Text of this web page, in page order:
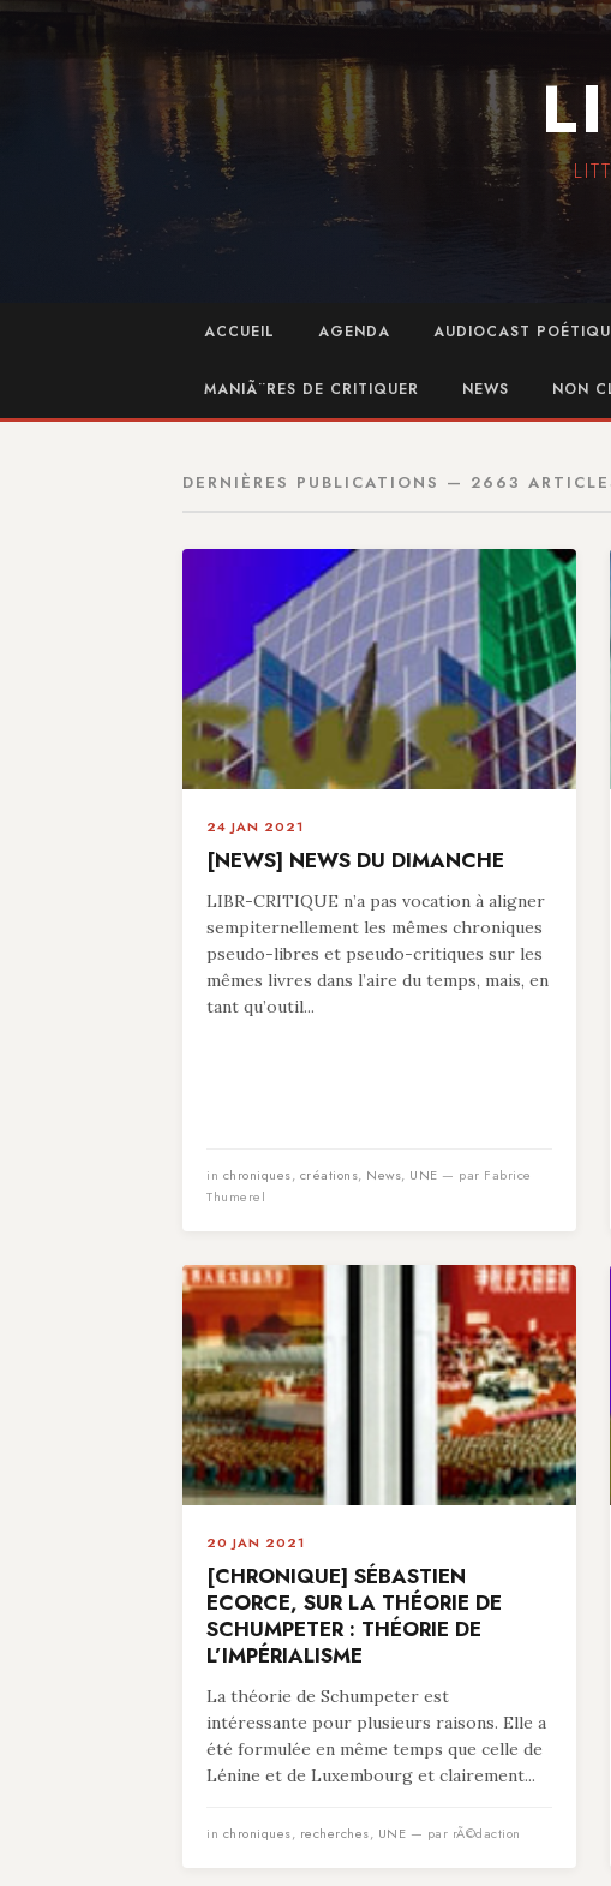
ACCUEIL AGENDA AUDIOCAST
MANIÃ¨RES DE CRITIQUER NEWS NON
DERNIÈRES PUBLICATIONS — 2663
24 JAN 2021
[NEWS] NEWS DU DIMANCHE
LIBR-CRITIQUE n’a pas vocation à aligner
sempiternellement les mêmes chroniques
pseudo-libres et pseudo-critiques sur les
mêmes livres dans l’aire du temps, mais, en
tant qu’outil...
in chroniques, créations, News, UNE — par Fabrice
Thumerel
20 JAN 2021
[CHRONIQUE] SÉBASTIEN
ECORCE, SUR LA THÉORIE DE
SCHUMPETER : THÉORIE DE
L’IMPÉRIALISME
La théorie de Schumpeter est
intéressante pour plusieurs raisons. Elle a
été formulée en même temps que celle de
Lénine et de Luxembourg et clairement...
in chroniques, recherches, UNE — par rÃ©daction